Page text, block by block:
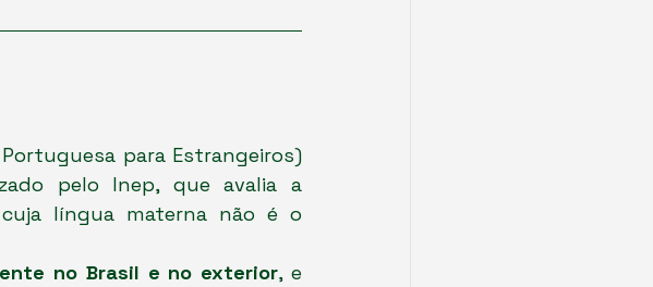
para Estrangeiros)
pelo Inep, que avalia a
língua materna não é o
no Brasil e no exterior, e